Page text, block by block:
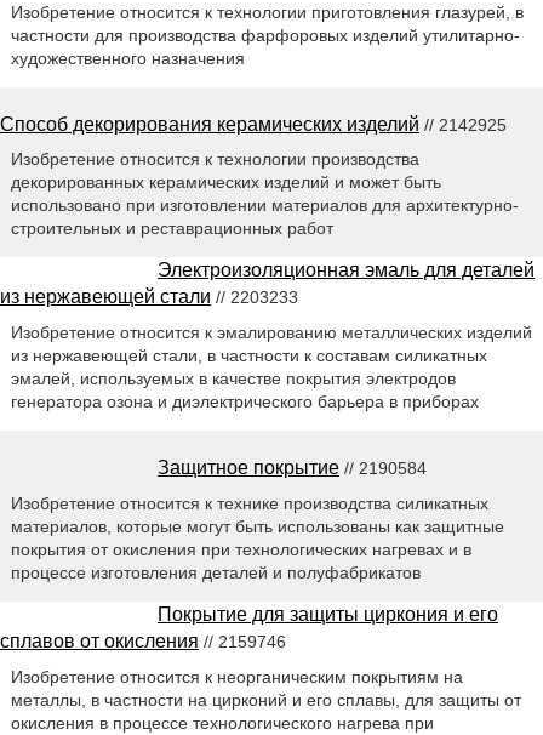
Изобретение относится к технологии приготовления глазурей, в
частности для производства фарфоровых изделий утилитарно-
художественного назначения
Способ декорирования керамических изделий // 2142925
Изобретение относится к технологии производства
декорированных керамических изделий и может быть
использовано при изготовлении материалов для архитектурно-
строительных и реставрационных работ
Электроизоляционная эмаль для деталей
из нержавеющей стали // 2203233
Изобретение относится к эмалированию металлических изделий
из нержавеющей стали, в частности к составам силикатных
эмалей, используемых в качестве покрытия электродов
генератора озона и диэлектрического барьера в приборах
Защитное покрытие // 2190584
Изобретение относится к технике производства силикатных
материалов, которые могут быть использованы как защитные
покрытия от окисления при технологических нагревах и в
процессе изготовления деталей и полуфабрикатов
Покрытие для защиты циркония и его
сплавов от окисления // 2159746
Изобретение относится к неорганическим покрытиям на
металлы, в частности на цирконий и его сплавы, для защиты от
окисления в процессе технологического нагрева при